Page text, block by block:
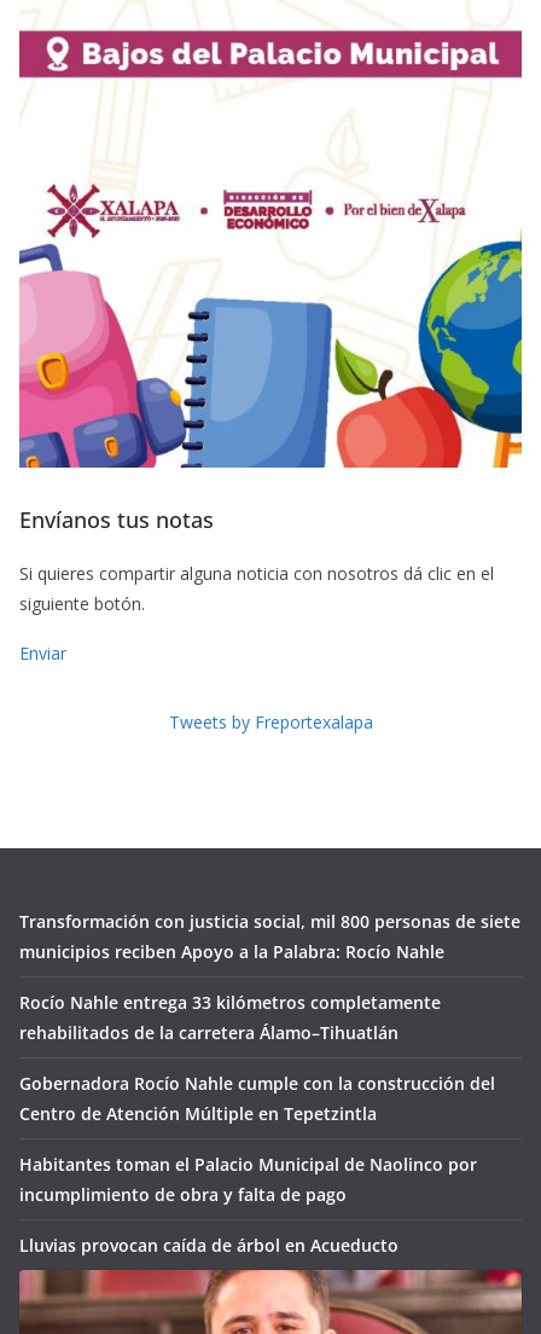
Envíanos tus notas
Si quieres compartir alguna noticia con nosotros dá clic en el
siguiente botón.
Enviar
Tweets by Freportexalapa
Transformación con justicia social, mil 800 personas de siete
municipios reciben Apoyo a la Palabra: Rocío Nahle
Rocío Nahle entrega 33 kilómetros completamente
rehabilitados de la carretera Álamo–Tihuatlán
Gobernadora Rocío Nahle cumple con la construcción del
Centro de Atención Múltiple en Tepetzintla
Habitantes toman el Palacio Municipal de Naolinco por
incumplimiento de obra y falta de pago
Lluvias provocan caída de árbol en Acueducto